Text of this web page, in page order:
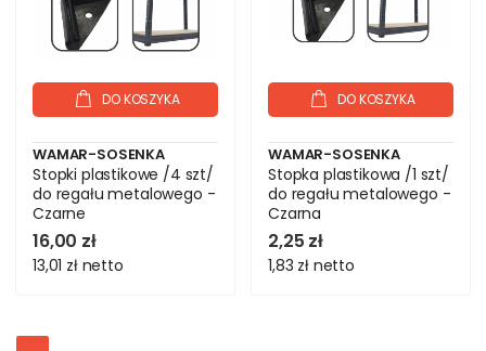
DO KOSZYKA
WAMAR-SOSENKA
Stopki plastikowe /4 szt/
do regału metalowego -
Czarne
16,00 zł
13,01 zł netto
DO KOSZYKA
WAMAR-SOSENKA
Stopka plastikowa /1 szt/
do regału metalowego -
Czarna
2,25 zł
1,83 zł netto